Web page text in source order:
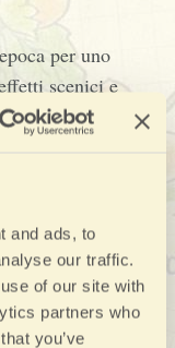
and ads, to
our traffic.
of our site with
partners who
you’ve
per uno
scenici e
giocolieri e